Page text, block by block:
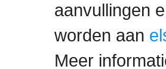
aanvullingen
worden aan
Meer